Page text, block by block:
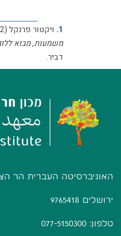
1. ויקטור פרנקל (2022).
משמעות, מבוא
דביר.
האוניברסיטה העברית הר
ירושלים 9765418
טלפון: 077-5150300